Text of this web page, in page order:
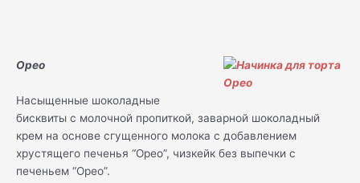
Орео
Насыщенные шоколадные
бисквиты с молочной пропиткой, заварной шоколадный
крем на основе сгущенного молока с добавлением
хрустящего печенья “Орео”, чизкейк без выпечки с
печеньем “Орео”.